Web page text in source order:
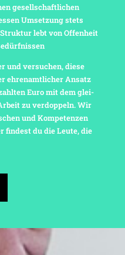
gesell­schaft­li­chen
Umset­zung stets
lebt von Offen­heit
und versu­chen, diese
ehren­amt­li­cher Ansatz
Euro mit dem glei­
zu verdop­peln. Wir
und Kompe­tenzen
findest du die Leute, die